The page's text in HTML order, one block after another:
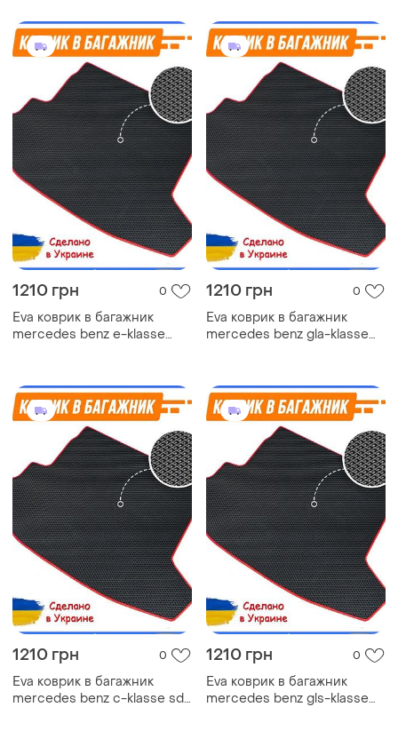
эво ковер
салон эва
1210 грн 0
Eva коврик в багажник
mercedes benz e-klasse
автомобильный коврик
1210 грн 0
Eva коврик в багажник
mercedes benz gla-klasse
автомобильный коврик эво
1210 грн 0
Eva коврик в багажник
mercedes benz c-klasse sd
1210 грн 0
Eva коврик в багажник
mercedes benz gls-klasse